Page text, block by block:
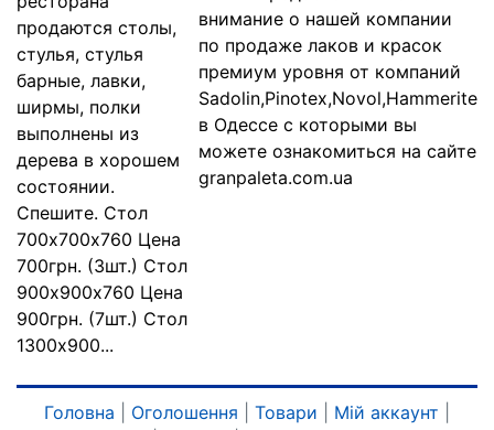
продаются столы,
стулья, стулья
барные, лавки,
ширмы, полки
выполнены из
дерева в хорошем
состоянии.
Спешите. Стол
700х700х760 Цена
700грн. (3шт.) Стол
900х900х760 Цена
900грн. (7шт.) Стол
1300х900...
внимание о нашей компании
по продаже лаков и красок
премиум уровня от компаний
Sadolin,Pinotex,Novol,Hammerite
в Одессе с которыми вы
можете ознакомиться на сайте
granpaleta.com.ua
Головна Оголошення Товари Мій аккаунт